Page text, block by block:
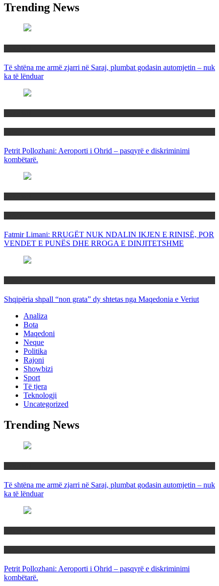
Trending News
Të shtëna me armë zjarri në Saraj, plumbat godasin automjetin – nuk
ka të lënduar
Petrit Pollozhani: Aeroporti i Ohrid – pasqyrë e diskriminimi
kombëtarë.
Fatmir Limani: RRUGËT NUK NDALIN IKJEN E RINISË, POR
VENDET E PUNËS DHE RROGA E DINJITETSHME
Shqipëria shpall “non grata” dy shtetas nga Maqedonia e Veriut
Analiza
Bota
Maqedoni
Neque
Politika
Rajoni
Showbizi
Sport
Të tjera
Teknologji
Uncategorized
Trending News
Të shtëna me armë zjarri në Saraj, plumbat godasin automjetin – nuk
ka të lënduar
Petrit Pollozhani: Aeroporti i Ohrid – pasqyrë e diskriminimi
kombëtarë.